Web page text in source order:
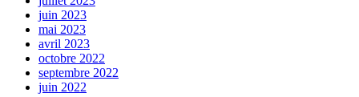
juin 2023
mai 2023
avril 2023
octobre 2022
septembre 2022
juin 2022